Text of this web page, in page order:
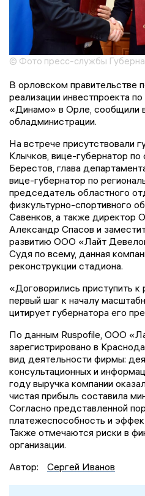
© Фото пресс-службы
В орловском правительстве
реализации инвестпроекта
«Динамо» в Орле, сообщили
обладминистрации.
На встрече присутствовали
Клычков, вице-губернатор
Берестов, глава
вице-губернатор по
председатель областного
физкультурно-спортивного
Савенков, а также
Александр Спасов и
развитию ООО «Лайт
Судя по всему, данная
реконструкции стадиона.
«Договорились приступить к
первый шаг к началу
цитирует губернатора его
По данным Ruspofile, ООО
зарегистрировано в
вид деятельности фирмы:
консультационных и
году выручка компании
чистая прибыль составила
Согласно представленной
платежеспособность и
Также отмечаются риски в
организации.
Автор:
Сергей Иванов